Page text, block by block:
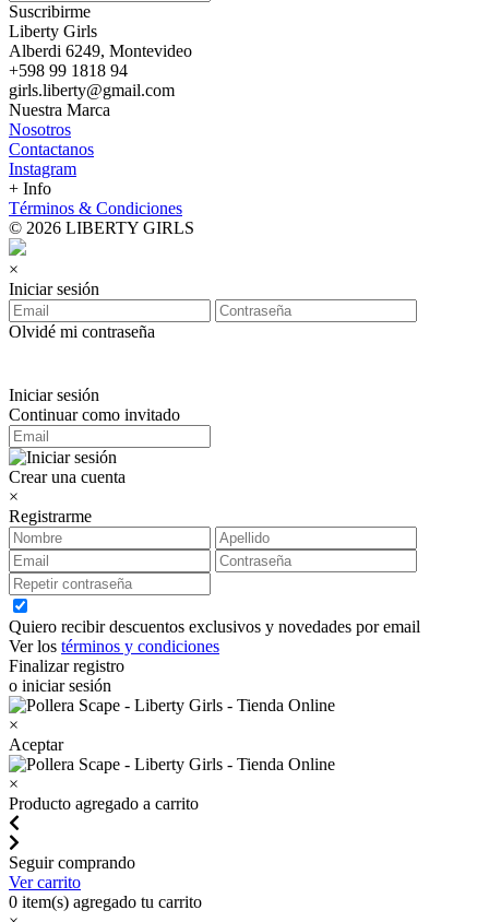
Suscribirme
Liberty Girls
Alberdi 6249, Montevideo
+598 99 1818 94
girls.liberty@gmail.com
Nuestra Marca
Nosotros
Contactanos
Instagram
+ Info
Términos & Condiciones
© 2026 LIBERTY GIRLS
×
Iniciar sesión
Olvidé mi contraseña
Iniciar sesión
Continuar como invitado
Crear una cuenta
×
Registrarme
Quiero recibir descuentos exclusivos y novedades por email
Ver los términos y condiciones
Finalizar registro
o iniciar sesión
×
Aceptar
×
Producto agregado a carrito
Seguir comprando
Ver carrito
0 item(s) agregado tu carrito